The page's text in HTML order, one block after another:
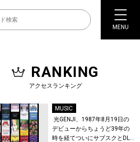
MENU
RANKING
アクセスランキング
MUSIC
光GENJI、1987年8月19日の
デビューからちょうど39年の
時を経てついにサブスクとDL